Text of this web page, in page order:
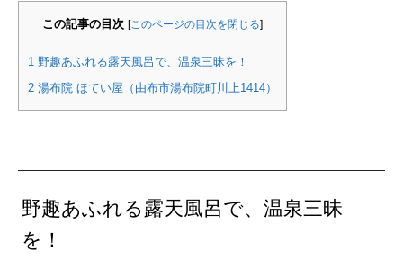
この記事の目次 [このページの目次を閉じる]
1 野趣あふれる露天風呂で、温泉三昧を！
2 湯布院 ほてい屋（由布市湯布院町川上1414）
野趣あふれる露天風呂で、温泉三昧
を！